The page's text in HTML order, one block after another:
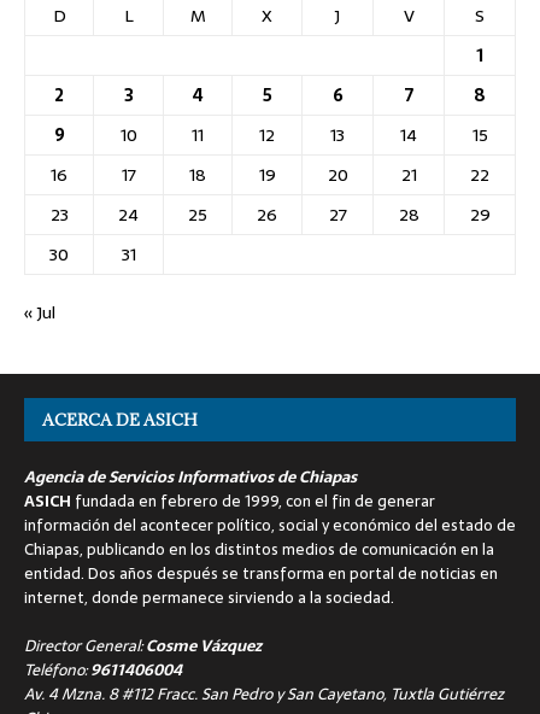
D
L M X J V
S
1
2
3 4 5 6 7
8
9
10 11 12 13 14
15
16
17 18 19 20 21
22
23
24 25 26 27 28
29
30
31
« Jul
ACERCA DE ASICH
Agencia de Servicios Informativos de Chiapas
ASICH fundada en febrero de 1999, con el fin de generar
información del acontecer político, social y económico del estado de
Chiapas, publicando en los distintos medios de comunicación en la
entidad. Dos años después se transforma en portal de noticias en
internet, donde permanece sirviendo a la sociedad.
Director General:Cosme Vázquez
Teléfono:9611406004
Av. 4 Mzna. 8 #112 Fracc. San Pedro y San Cayetano, Tuxtla Gutiérrez